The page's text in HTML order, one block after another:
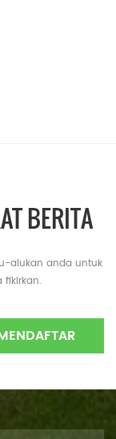
BERITA
alukan anda untuk